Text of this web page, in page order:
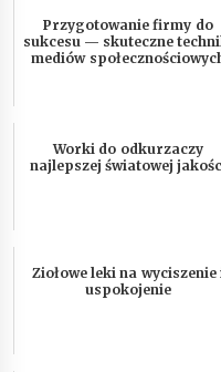
Przygotowanie firmy do
sukcesu — skuteczne
mediów
Worki do odkurzaczy
najlepszej światowej
Ziołowe leki na wyciszenie
uspokojenie